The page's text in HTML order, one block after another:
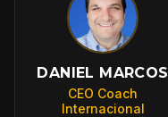
DANIEL MARCOS
CEO Coach
Internacional